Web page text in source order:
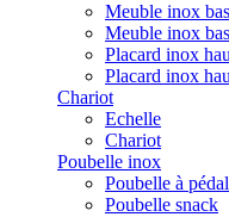
Meuble inox
Meuble inox
Placard inox
Placard inox
Chariot
Echelle
Chariot
Poubelle inox
Poubelle à
Poubelle snack